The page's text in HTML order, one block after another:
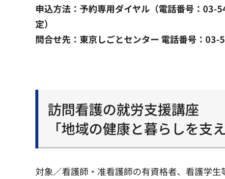
申込方法：予約専用ダイヤル（電話番号：
定）
問合せ先：東京しごとセンター 電話番号：
訪問看護の就労支援講座
「地域の健康と暮らしを支
対象／看護師・准看護師の有資格者、看護学生